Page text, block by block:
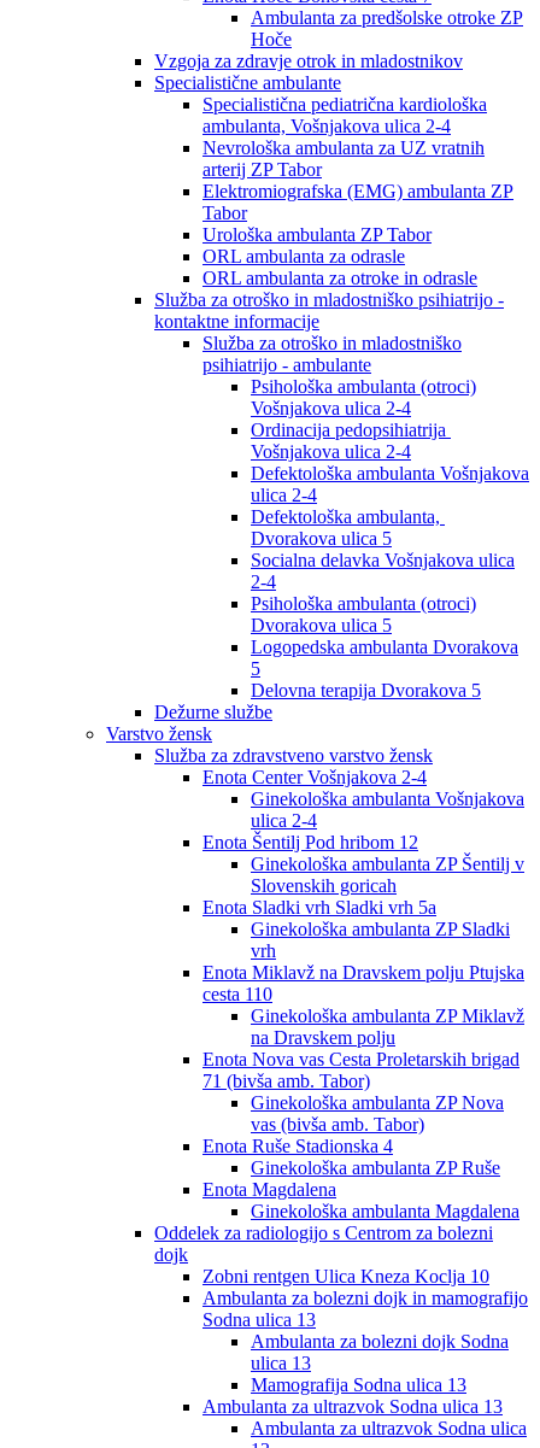
Ambulanta za predšolske otroke ZP
Hoče
Vzgoja za zdravje otrok in mladostnikov
Specialistične ambulante
Specialistična pediatrična kardiološka
ambulanta, Vošnjakova ulica 2-4
Nevrološka ambulanta za UZ vratnih
arterij ZP Tabor
Elektromiografska (EMG) ambulanta ZP
Tabor
Urološka ambulanta ZP Tabor
ORL ambulanta za odrasle
ORL ambulanta za otroke in odrasle
Služba za otroško in mladostniško psihiatrijo -
kontaktne informacije
Služba za otroško in mladostniško
psihiatrijo - ambulante
Psihološka ambulanta (otroci)
Vošnjakova ulica 2-4
Ordinacija pedopsihiatrija
Vošnjakova ulica 2-4
Defektološka ambulanta Vošnjakova
ulica 2-4
Defektološka ambulanta,
Dvorakova ulica 5
Socialna delavka Vošnjakova ulica
2-4
Psihološka ambulanta (otroci)
Dvorakova ulica 5
Logopedska ambulanta Dvorakova
5
Delovna terapija Dvorakova 5
Dežurne službe
Varstvo žensk
Služba za zdravstveno varstvo žensk
Enota Center Vošnjakova 2-4
Ginekološka ambulanta Vošnjakova
ulica 2-4
Enota Šentilj Pod hribom 12
Ginekološka ambulanta ZP Šentilj v
Slovenskih goricah
Enota Sladki vrh Sladki vrh 5a
Ginekološka ambulanta ZP Sladki
vrh
Enota Miklavž na Dravskem polju Ptujska
cesta 110
Ginekološka ambulanta ZP Miklavž
na Dravskem polju
Enota Nova vas Cesta Proletarskih brigad
71 (bivša amb. Tabor)
Ginekološka ambulanta ZP Nova
vas (bivša amb. Tabor)
Enota Ruše Stadionska 4
Ginekološka ambulanta ZP Ruše
Enota Magdalena
Ginekološka ambulanta Magdalena
Oddelek za radiologijo s Centrom za bolezni
dojk
Zobni rentgen Ulica Kneza Koclja 10
Ambulanta za bolezni dojk in mamografijo
Sodna ulica 13
Ambulanta za bolezni dojk Sodna
ulica 13
Mamografija Sodna ulica 13
Ambulanta za ultrazvok Sodna ulica 13
Ambulanta za ultrazvok Sodna ulica